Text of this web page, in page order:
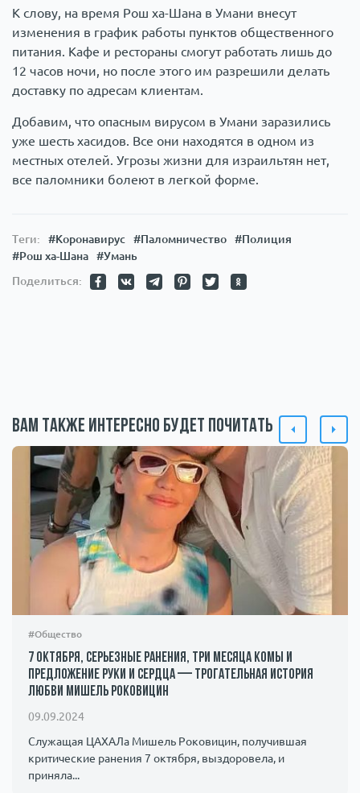
К слову, на время Рош ха-Шана в Умани внесут
изменения в график работы пунктов общественного
питания. Кафе и рестораны смогут работать лишь до
12 часов ночи, но после этого им разрешили делать
доставку по адресам клиентам.
Добавим, что опасным вирусом в Умани заразились
уже шесть хасидов. Все они находятся в одном из
местных отелей. Угрозы жизни для израильтян нет,
все паломники болеют в легкой форме.
Теги: #Коронавирус #Паломничество
#Полиция
#Рош ха-Шана
#Умань
Поделиться:
Вам также интересно будет почитать
#Общество
7 октября, серьезные ранения, три месяца комы и
предложение руки и сердца — трогательная история
любви Мишель Роковицин
09.09.2024
Служащая ЦАХАЛа Мишель Роковицин, получившая
критические ранения 7 октября, выздоровела, и
приняла...